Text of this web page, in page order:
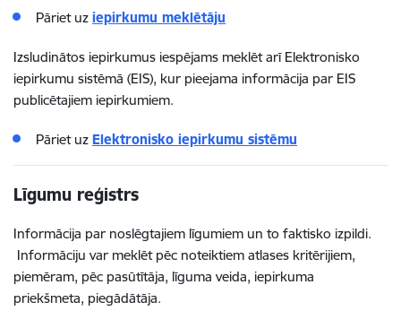
Pāriet uz iepirkumu meklētāju
Izsludinātos iepirkumus iespējams meklēt arī Elektronisko
iepirkumu sistēmā (EIS), kur pieejama informācija par EIS
publicētajiem iepirkumiem.
Pāriet uz Elektronisko iepirkumu sistēmu
Līgumu reģistrs
Informācija par noslēgtajiem līgumiem un to faktisko izpildi.
Informāciju var meklēt pēc noteiktiem atlases kritērijiem,
piemēram, pēc pasūtītāja, līguma veida, iepirkuma
priekšmeta, piegādātāja.